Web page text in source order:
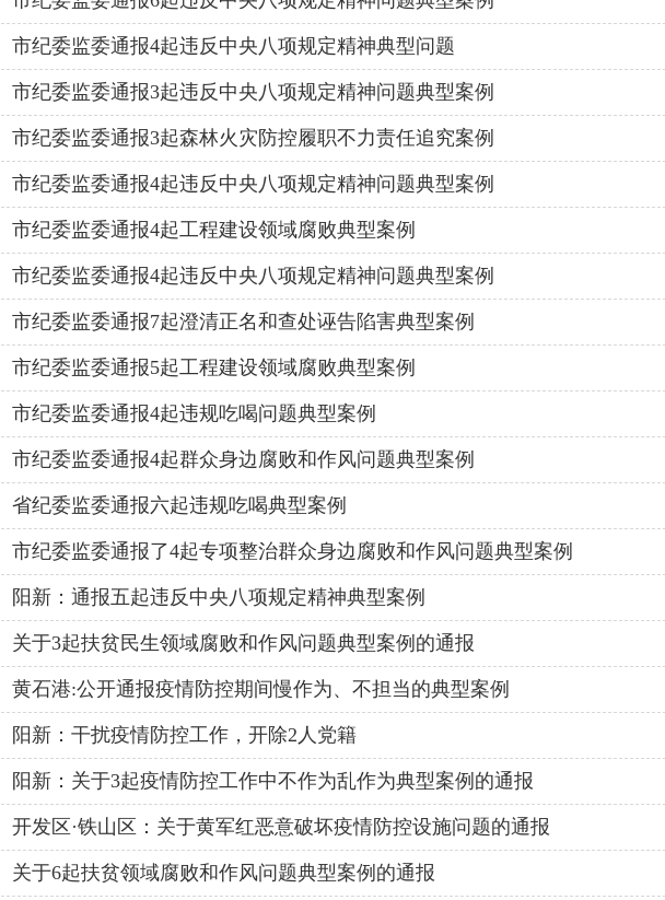
市纪委监委通报4起违反中央八项规定精神典型问题
市纪委监委通报3起违反中央八项规定精神问题典型案例
市纪委监委通报3起森林火灾防控履职不力责任追究案例
市纪委监委通报4起违反中央八项规定精神问题典型案例
市纪委监委通报4起工程建设领域腐败典型案例
市纪委监委通报4起违反中央八项规定精神问题典型案例
市纪委监委通报7起澄清正名和查处诬告陷害典型案例
市纪委监委通报5起工程建设领域腐败典型案例
市纪委监委通报4起违规吃喝问题典型案例
市纪委监委通报4起群众身边腐败和作风问题典型案例
省纪委监委通报六起违规吃喝典型案例
市纪委监委通报了4起专项整治群众身边腐败和作风问题典型案例
阳新：通报五起违反中央八项规定精神典型案例
关于3起扶贫民生领域腐败和作风问题典型案例的通报
黄石港:公开通报疫情防控期间慢作为、不担当的典型案例
阳新：干扰疫情防控工作，开除2人党籍
阳新：关于3起疫情防控工作中不作为乱作为典型案例的通报
开发区·铁山区：关于黄军红恶意破坏疫情防控设施问题的通报
关于6起扶贫领域腐败和作风问题典型案例的通报